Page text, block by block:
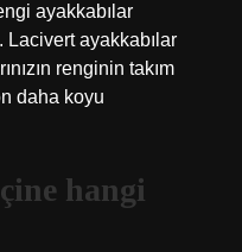
ayakkabılar
ayakkabılar
renginin takım
daha koyu
hangi